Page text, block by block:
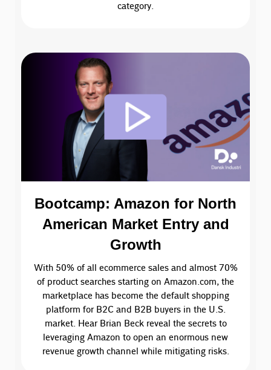
category.
Bootcamp: Amazon for North
American Market Entry and
Growth
With 50% of all ecommerce sales and almost 70%
of product searches starting on Amazon.com, the
marketplace has become the default shopping
platform for B2C and B2B buyers in the U.S.
market. Hear Brian Beck reveal the secrets to
leveraging Amazon to open an enormous new
revenue growth channel while mitigating risks.